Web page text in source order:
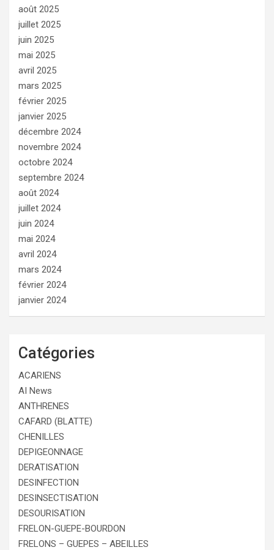
août 2025
juillet 2025
juin 2025
mai 2025
avril 2025
mars 2025
février 2025
janvier 2025
décembre 2024
novembre 2024
octobre 2024
septembre 2024
août 2024
juillet 2024
juin 2024
mai 2024
avril 2024
mars 2024
février 2024
janvier 2024
Catégories
ACARIENS
AI News
ANTHRENES
CAFARD (BLATTE)
CHENILLES
DEPIGEONNAGE
DERATISATION
DESINFECTION
DESINSECTISATION
DESOURISATION
FRELON-GUEPE-BOURDON
FRELONS – GUEPES – ABEILLES